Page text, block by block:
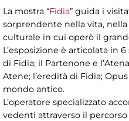
La mostra “Fidia” guida i
sorprendente nella vita,
culturale in cui operò il
L’esposizione è articolata in
di Fidia; il Partenone e
Atene; l’eredità di Fidia;
mondo antico.
L’operatore specializzato
vedenti attraverso il